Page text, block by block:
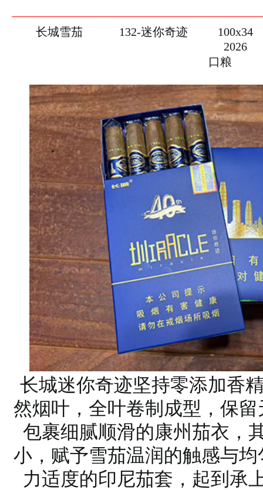
长城雪茄 132-迷你奇迹
100x34
2026
口粮
长城迷你奇迹坚持零添加香
然烟叶，全叶卷制成型，保
包裹细腻顺滑的康州茄衣，
小，赋予雪茄温润的触感与
力适度的印尼茄套，起到承